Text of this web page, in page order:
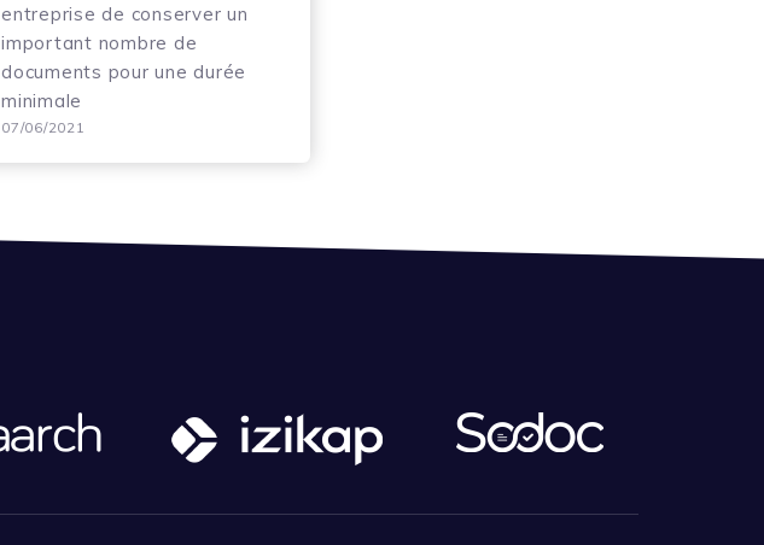
entreprise de conserver un
important nombre de
documents pour une durée
minimale
07/06/2021